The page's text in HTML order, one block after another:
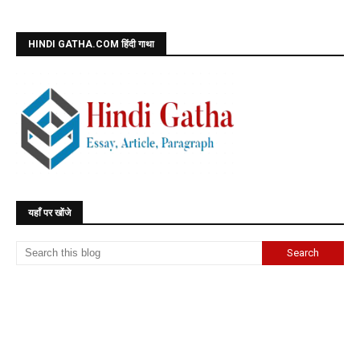
HINDI GATHA.COM हिंदी गाथा
यहाँ पर खोंजे